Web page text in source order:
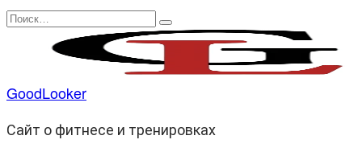
Перейти
содержанию
Search
GoodLooker
Сайт о фитнесе и тренировках